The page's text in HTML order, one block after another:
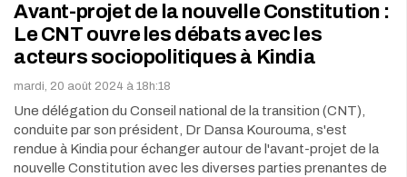
Avant-projet de la nouvelle Constitution :
Le CNT ouvre les débats avec les
acteurs sociopolitiques à Kindia
mardi, 20 août 2024 à 18h:18
Une délégation du Conseil national de la transition (CNT),
conduite par son président, Dr Dansa Kourouma, s'est
rendue à Kindia pour échanger autour de l'avant-projet de la
nouvelle Constitution avec les diverses parties prenantes de